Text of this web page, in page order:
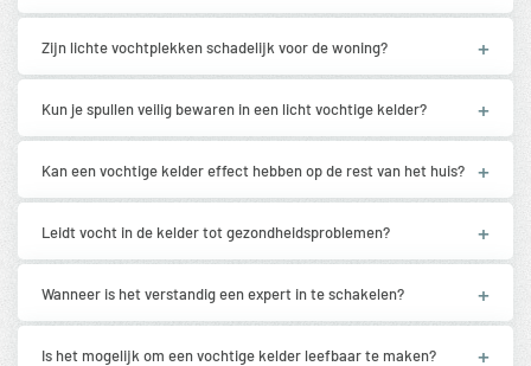
Zijn lichte vochtplekken schadelijk voor de woning?
Kun je spullen veilig bewaren in een licht vochtige kelder?
Kan een vochtige kelder effect hebben op de rest van het huis?
Leidt vocht in de kelder tot gezondheidsproblemen?
Wanneer is het verstandig een expert in te schakelen?
Is het mogelijk om een vochtige kelder leefbaar te maken?